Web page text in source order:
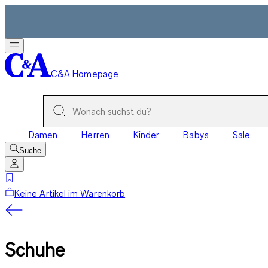
C&A Homepage
Damen Herren Kinder Babys Sale
Suche
Keine Artikel im Warenkorb
Schuhe